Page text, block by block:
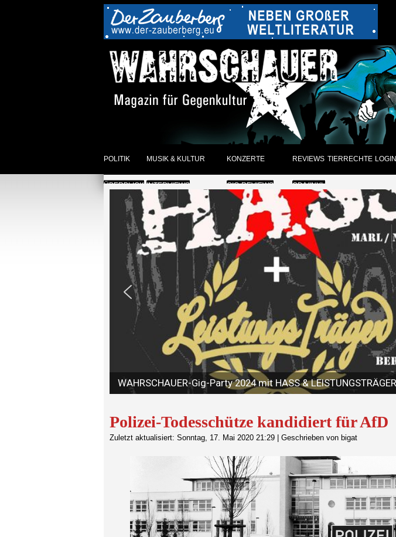
POLITIK
ÜBERBLICK
MUSIK & KULTUR
INTERVIEWS
REVIEWS DER WOCHE
SONSTIGES
ÜBERBLICK
KONZERTE
GIG-REVIEWS
ANKÜNDIGUNGEN
ÜBERBLICK
REVIEWS
CD/VINYL
DVD
PAPIER
ARCHIV
TIERRECHTE LOGIN
Polizei-Todesschütze kandidiert für AfD
Zuletzt aktualisiert: Sonntag, 17. Mai 2020 21:29 Geschrieben von bigat